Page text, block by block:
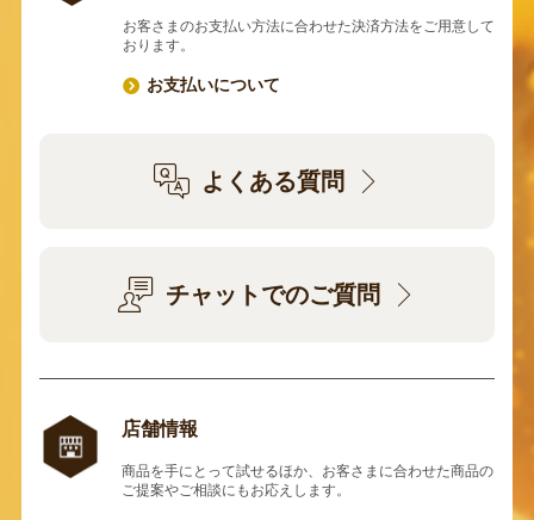
お客さまのお支払い方法に合わせた決済方法をご用意して
おります。
お支払いについて
よくある質問
チャットでのご質問
店舗情報
商品を手にとって試せるほか、お客さまに合わせた商品の
ご提案やご相談にもお応えします。